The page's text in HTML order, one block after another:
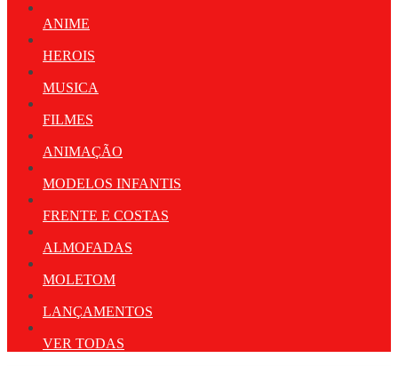
ANIME
HEROIS
MUSICA
FILMES
ANIMAÇÃO
MODELOS INFANTIS
FRENTE E COSTAS
ALMOFADAS
MOLETOM
LANÇAMENTOS
VER TODAS